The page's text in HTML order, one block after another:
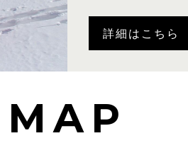
詳細はこちら
MAP